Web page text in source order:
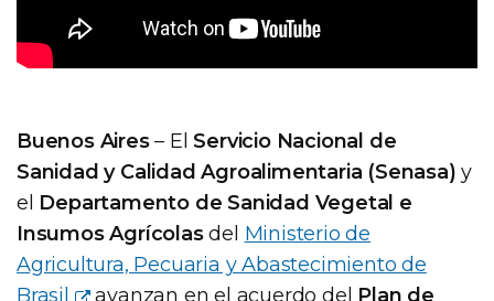
Buenos Aires– ElServicio Nacional de
Sanidad y Calidad Agroalimentaria (Senasa) y
el Departamento de Sanidad Vegetal e
Insumos Agrícolasdel Ministerio de
Agricultura, Pecuaria y Abastecimiento de
Brasil
avanzan en el acuerdo del Plan de